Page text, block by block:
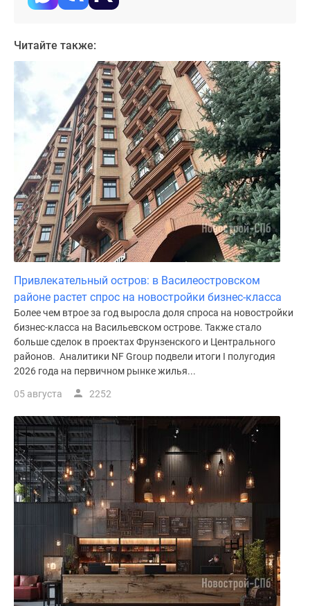
Читайте также:
Привлекательный остров: в Василеостровском
районе растет спрос на новостройки бизнес-класса
Более чем втрое за год выросла доля спроса на новостройки
бизнес-класса на Васильевском острове. Также стало
больше сделок в проектах Фрунзенского и Центрального
районов. Аналитики NF Group подвели итоги I полугодия
2026 года на первичном рынке жилья...
05 августа 2252